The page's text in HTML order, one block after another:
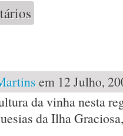
Pato 2006
em 12 Julho,
da vinha nesta
da Ilha